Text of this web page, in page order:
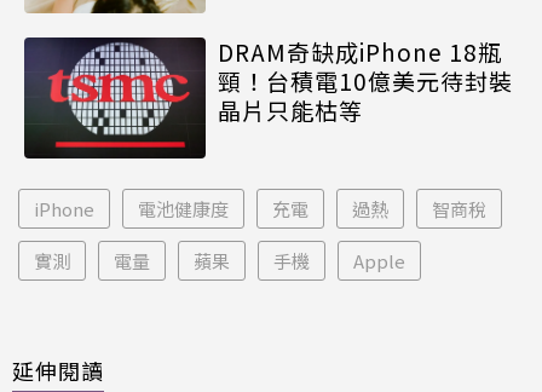
DRAM奇缺成iPhone 18瓶
頸！台積電10億美元待封裝
晶片只能枯等
iPhone 電池健康度 充電 過熱 智商稅
實測 電量 蘋果 手機 Apple
延伸閱讀